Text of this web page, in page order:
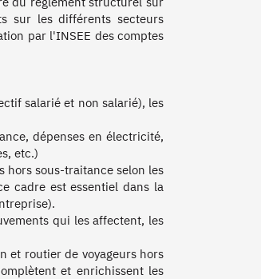
sur les différents secteurs
par l'INSEE des comptes
salarié et non salarié), les
dépenses en électricité,
etc.)
sous-traitance selon les
cadre est essentiel dans la
qui les affectent, les
et routier de voyageurs hors
et enrichissent les